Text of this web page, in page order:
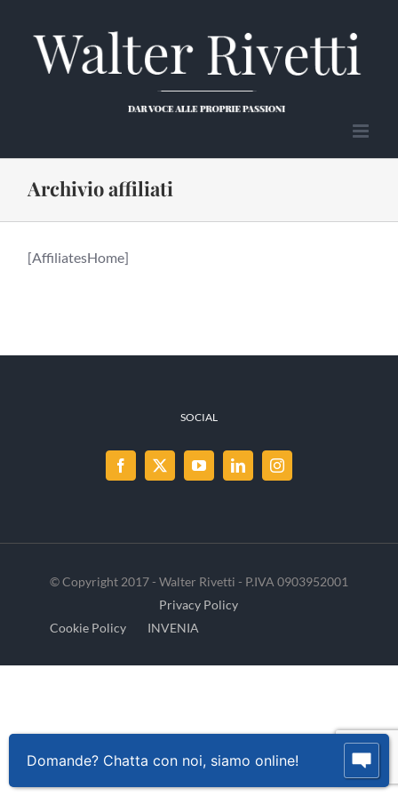
contenuto
Archivio affiliati
[AffiliatesHome]
SOCIAL
© Copyright 2017 - Walter Rivetti - P.IVA 0903952001
Privacy Policy
Cookie Policy
INVENIA
Domande? Chatta con noi, siamo online!